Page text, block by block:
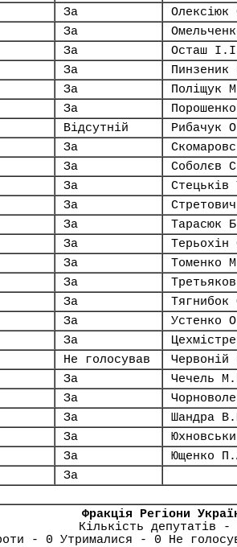
За
За
За Осташ
За
За Поліщук
За
Відсутній Рибачук
За
За Соболєв
За
За
За Тарасюк
За
За Томенко
За
За
За Устенко
За
Не голосував
За Чечель
За
За Шандра
За
За Ющенко
За
Фракція Регіони
Кількість депутатів -
- 0 Утрималися - 0 Не